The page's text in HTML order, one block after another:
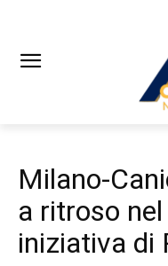
Milano-
a ritroso nel
iniziativa di